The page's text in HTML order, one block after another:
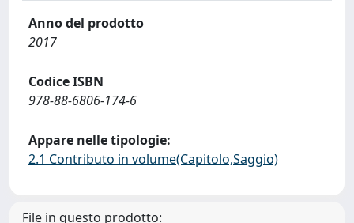
Anno del prodotto
2017
Codice ISBN
978-88-6806-174-6
Appare nelle tipologie:
2.1 Contributo in volume(Capitolo,Saggio)
File in questo prodotto: